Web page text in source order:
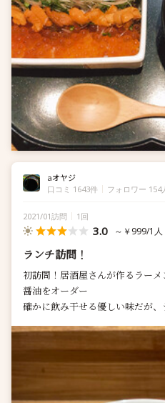
aオヤジ
口コミ 1643件 フォロワー 154
2021/01訪問 1回
3.0 ～￥999/1人
ランチ訪問！
初訪問！居酒屋さんが作るラーメ
醤油をオーダー
確かに飲み干せる優しい味だが、